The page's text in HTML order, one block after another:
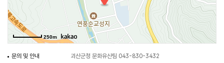
초익공식의 목조기와집이었으나 1995년 보수 시 부식된 기둥을 교체하고 창호,
초석 등을 수리하였으며, 고증에 따라 온돌방 2개소를 원형에 가깝게 보수하고
홑처마를 겹처마로 바꾸었다.
천주교 성지인 연풍성지와 함께 자리하고 있으며 근처 연풍향교와 연풍동헌 등
250m
문의 및 안내
괴산군청 문화유산팀 043-830-3432